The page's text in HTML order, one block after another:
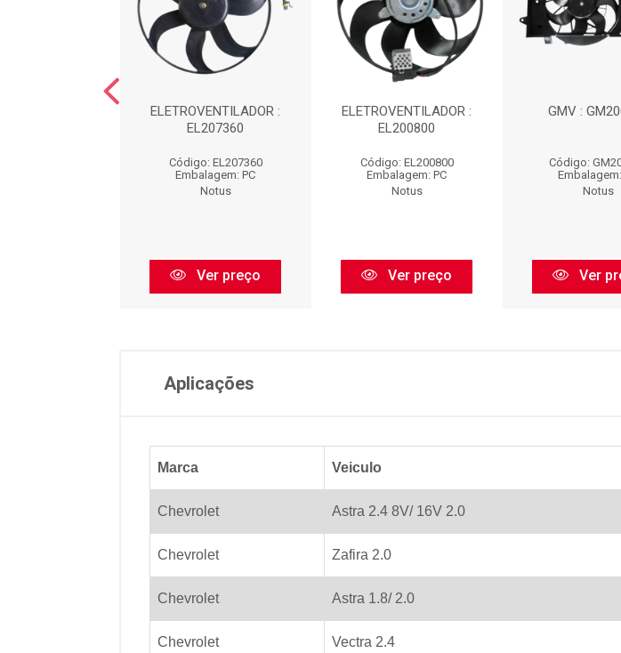
ELETROVENTILADOR :
EL207360
Código: EL207360
Embalagem: PC
Notus
Ver preço
ELETROVENTILADOR :
EL200800
Código: EL200800
Embalagem: PC
Notus
Ver preço
GMV :
Código:
Notus
Ver
Aplicações
Marca Veiculo
Chevrolet Astra 2.4 8V/ 16V 2.0
Chevrolet Zafira 2.0
Chevrolet Astra 1.8/ 2.0
Chevrolet Vectra 2.4